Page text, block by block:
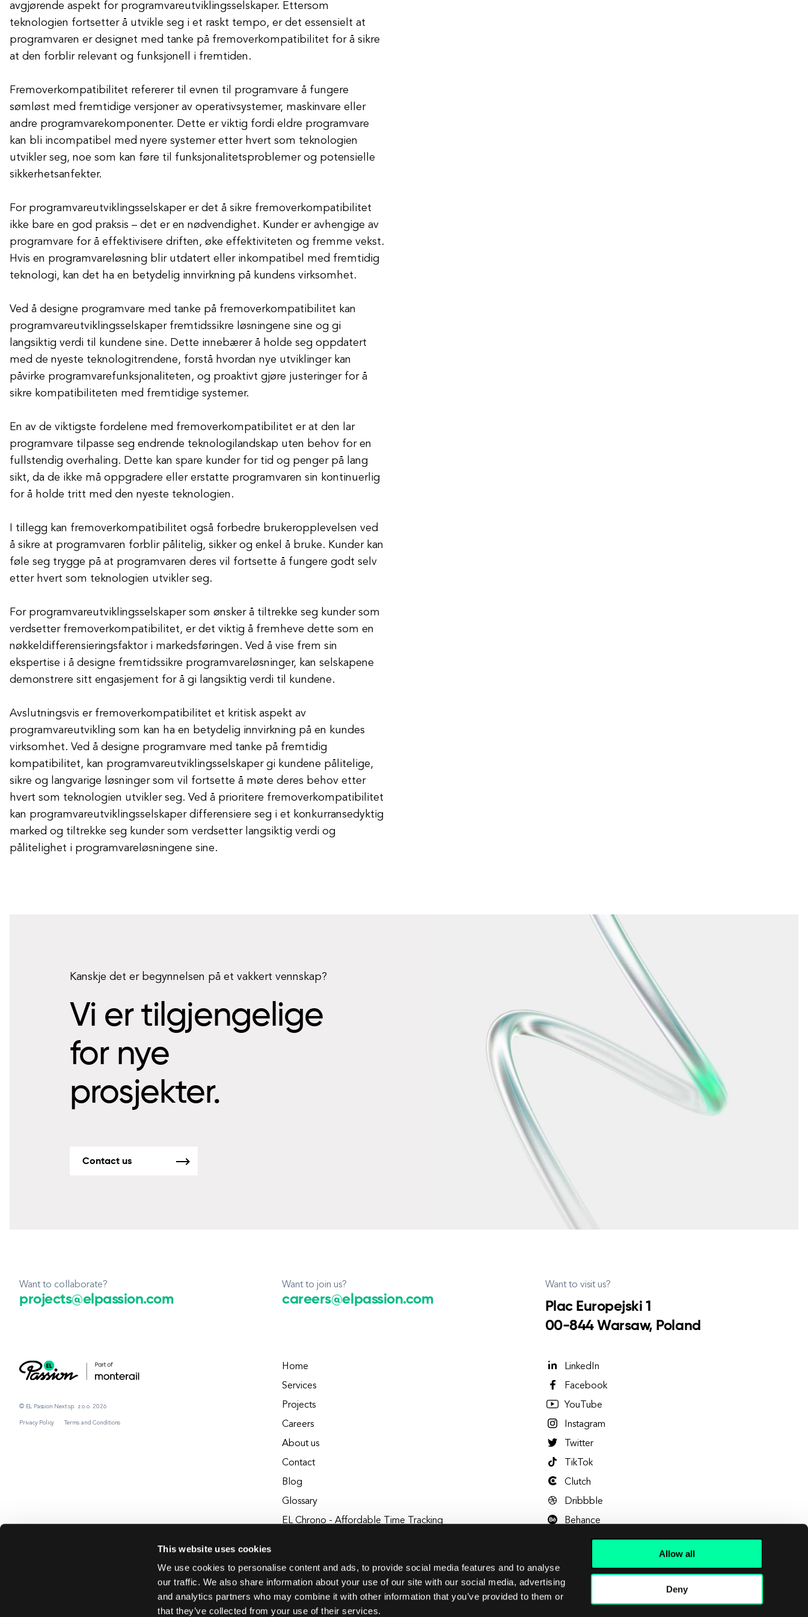
This website uses cookies
We use cookies to personalise content and ads, to provide social media features and to analyse
our traffic. We also share information about your use of our site with our social media, advertising
and analytics partners who may combine it with other information that you’ve provided to them or
that they’ve collected from your use of their services.
Allow all
Deny
avgjørende aspekt for programvareutviklingsselskaper. Ettersom
teknologien fortsetter å utvikle seg i et raskt tempo, er det essensielt at
programvaren er designet med tanke på fremoverkompatibilitet for å sikre
at den forblir relevant og funksjonell i fremtiden.
Fremoverkompatibilitet refererer til evnen til programvare å fungere
sømløst med fremtidige versjoner av operativsystemer, maskinvare eller
andre programvarekomponenter. Dette er viktig fordi eldre programvare
kan bli incompatibel med nyere systemer etter hvert som teknologien
utvikler seg, noe som kan føre til funksjonalitetsproblemer og potensielle
sikkerhetsanfekter.
For programvareutviklingsselskaper er det å sikre fremoverkompatibilitet
ikke bare en god praksis – det er en nødvendighet. Kunder er avhengige av
programvare for å effektivisere driften, øke effektiviteten og fremme vekst.
Hvis en programvareløsning blir utdatert eller inkompatibel med fremtidig
teknologi, kan det ha en betydelig innvirkning på kundens virksomhet.
Ved å designe programvare med tanke på fremoverkompatibilitet kan
programvareutviklingsselskaper fremtidssikre løsningene sine og gi
langsiktig verdi til kundene sine. Dette innebærer å holde seg oppdatert
med de nyeste teknologitrendene, forstå hvordan nye utviklinger kan
påvirke programvarefunksjonaliteten, og proaktivt gjøre justeringer for å
sikre kompatibiliteten med fremtidige systemer.
En av de viktigste fordelene med fremoverkompatibilitet er at den lar
programvare tilpasse seg endrende teknologilandskap uten behov for en
fullstendig overhaling. Dette kan spare kunder for tid og penger på lang
sikt, da de ikke må oppgradere eller erstatte programvaren sin kontinuerlig
for å holde tritt med den nyeste teknologien.
I tillegg kan fremoverkompatibilitet også forbedre brukeropplevelsen ved
å sikre at programvaren forblir pålitelig, sikker og enkel å bruke. Kunder kan
føle seg trygge på at programvaren deres vil fortsette å fungere godt selv
etter hvert som teknologien utvikler seg.
For programvareutviklingsselskaper som ønsker å tiltrekke seg kunder som
verdsetter fremoverkompatibilitet, er det viktig å fremheve dette som en
nøkkeldifferensieringsfaktor i markedsføringen. Ved å vise frem sin
ekspertise i å designe fremtidssikre programvareløsninger, kan selskapene
demonstrere sitt engasjement for å gi langsiktig verdi til kundene.
Avslutningsvis er fremoverkompatibilitet et kritisk aspekt av
programvareutvikling som kan ha en betydelig innvirkning på en kundes
virksomhet. Ved å designe programvare med tanke på fremtidig
kompatibilitet, kan programvareutviklingsselskaper gi kundene pålitelige,
sikre og langvarige løsninger som vil fortsette å møte deres behov etter
hvert som teknologien utvikler seg. Ved å prioritere fremoverkompatibilitet
kan programvareutviklingsselskaper differensiere seg i et konkurransedyktig
marked og tiltrekke seg kunder som verdsetter langsiktig verdi og
pålitelighet i programvareløsningene sine.
Kanskje det er begynnelsen på et vakkert vennskap?
Vi er tilgjengelige
for nye
prosjekter.
Contact us
Want to collaborate?
projects@elpassion.com
Want to join us?
careers@elpassion.com
Want to visit us?
Plac Europejski 1
00-844 Warsaw, Poland
© EL Passion Next sp. z o.o. 2026
Privacy Policy Terms and Conditions
Home
Services
Projects
Careers
About us
Contact
Blog
Glossary
EL Chrono - Affordable Time Tracking
LinkedIn
Facebook
YouTube
Instagram
Twitter
TikTok
Clutch
Dribbble
Behance